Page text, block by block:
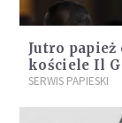
Jutro papież
kościele Il
SERWIS PAPIESKI